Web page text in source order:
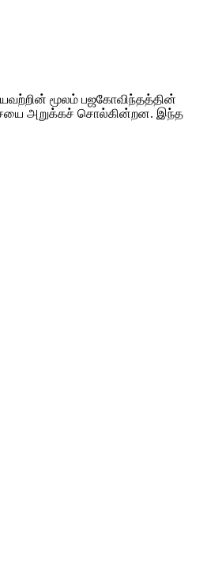
மூலம் பஜகோவிந்தத்தின்
அறுக்கச் சொல்கின்றன. இந்த